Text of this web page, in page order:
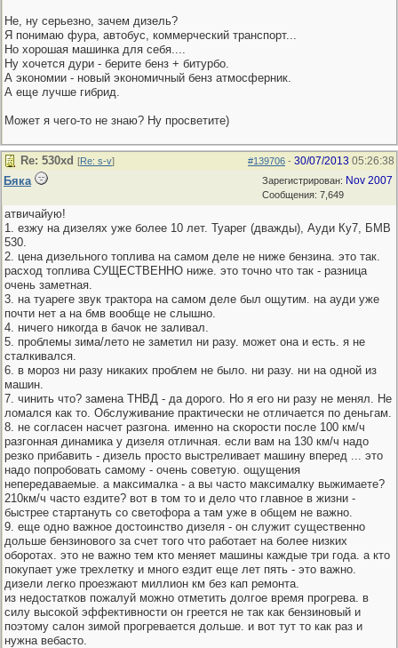
Не, ну серьезно, зачем дизель?
Я понимаю фура, автобус, коммерческий транспорт...
Но хорошая машинка для себя....
Ну хочется дури - берите бенз + битурбо.
А экономии - новый экономичный бенз атмосферник.
А еще лучше гибрид.
Может я чего-то не знаю? Ну просветите)
#139706 - 30/07/2013 05:26:38
Re: 530хd [Re: s-v]
Зарегистрирован: Nov 2007
Сообщения: 7,649
Бяка
атвичайую!
1. езжу на дизелях уже более 10 лет. Туарег (дважды), Ауди Ку7, БМВ
530.
2. цена дизельного топлива на самом деле не ниже бензина. это так.
расход топлива СУЩЕСТВЕННО ниже. это точно что так - разница
очень заметная.
3. на туареге звук трактора на самом деле был ощутим. на ауди уже
почти нет а на бмв вообще не слышно.
4. ничего никогда в бачок не заливал.
5. проблемы зима/лето не заметил ни разу. может она и есть. я не
сталкивался.
6. в мороз ни разу никаких проблем не было. ни разу. ни на одной из
машин.
7. чинить что? замена ТНВД - да дорого. Но я его ни разу не менял. Не
ломался как то. Обслуживание практически не отличается по деньгам.
8. не согласен насчет разгона. именно на скорости после 100 км/ч
разгонная динамика у дизеля отличная. если вам на 130 км/ч надо
резко прибавить - дизель просто выстреливает машину вперед ... это
надо попробовать самому - очень советую. ощущения
непередаваемые. а максималка - а вы часто максималку выжимаете?
210км/ч часто ездите? вот в том то и дело что главное в жизни -
быстрее стартануть со светофора а там уже в общем не важно.
9. еще одно важное достоинство дизеля - он служит существенно
дольше бензинового за счет того что работает на более низких
оборотах. это не важно тем кто меняет машины каждые три года. а кто
покупает уже трехлетку и много ездит еще лет пять - это важно.
дизели легко проезжают миллион км без кап ремонта.
из недостатков пожалуй можно отметить долгое время прогрева. в
силу высокой эффективности он греется не так как бензиновый и
поэтому салон зимой прогревается дольше. и вот тут то как раз и
нужна вебасто.